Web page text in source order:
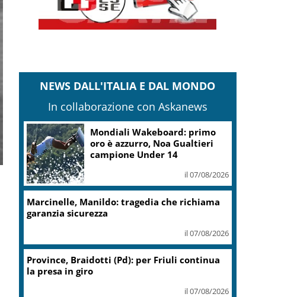
NEWS DALL'ITALIA E DAL MONDO
In collaborazione con Askanews
Mondiali Wakeboard: primo
oro è azzurro, Noa Gualtieri
campione Under 14
il 07/08/2026
Marcinelle, Manildo: tragedia che richiama
garanzia sicurezza
il 07/08/2026
Province, Braidotti (Pd): per Friuli continua
la presa in giro
il 07/08/2026